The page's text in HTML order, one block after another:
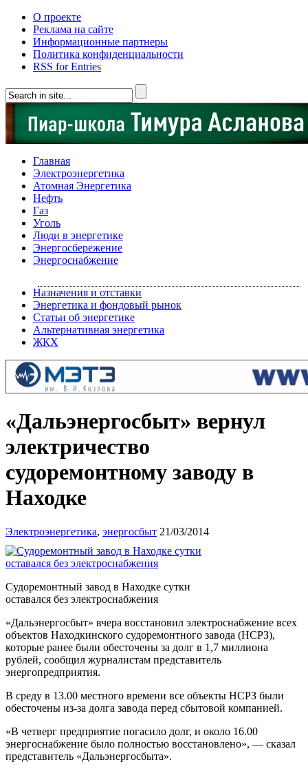
О проекте
Реклама на сайте
Информационные партнеры
Политика конфиденциальности
RSS for Entries
Главная
Электроэнергетика
Атомная Энергетика
Нефть
Газ
Уголь
Люди в энергетике
Энергосбережение
Энергоснабжение
Назначения и отставки
Энергетика и фондовый рынок
Статьи об энергетике
Альтернативная энергетика
ЖКХ
«Дальэнергосбыт» вернул
электричество
судоремонтному заводу в
Находке
Электроэнергетика, энергосбыт 21/03/2014
Судоремонтный завод в Находке сутки
оставался без электроснабжения
«Дальэнергосбыт» вчера восстановил электроснабжение всех
объектов Находкинского судоремонтного завода (НСРЗ),
которые ранее были обесточены за долг в 1,7 миллиона
рублей, сообщил журналистам представитель
энергопредприятия.
В среду в 13.00 местного времени все объекты НСРЗ были
обесточены из-за долга завода перед сбытовой компанией.
«В четверг предприятие погасило долг, и около 16.00
энергоснабжение было полностью восстановлено», — сказал
представитель «Дальэнергосбыта».